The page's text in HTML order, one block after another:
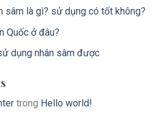
sâm là gì? sử dụng có tốt không?
Quốc ở đâu?
dụng nhân sâm được
trong Hello world!